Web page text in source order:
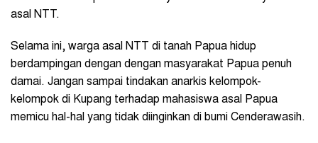
asal NTT.
Selama ini, warga asal NTT di tanah Papua hidup
berdampingan dengan dengan masyarakat Papua penuh
damai. Jangan sampai tindakan anarkis kelompok-
kelompok di Kupang terhadap mahasiswa asal Papua
memicu hal-hal yang tidak diinginkan di bumi Cenderawasih.